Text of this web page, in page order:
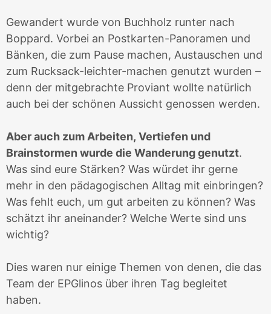
Gewandert wurde von Buchholz runter nach
Boppard. Vorbei an Postkarten-Panoramen und
Bänken, die zum Pause machen, Austauschen und
zum Rucksack-leichter-machen genutzt wurden –
denn der mitgebrachte Proviant wollte natürlich
auch bei der schönen Aussicht genossen werden.
Aber auch zum Arbeiten, Vertiefen und
Brainstormen wurde die Wanderung genutzt.
Was sind eure Stärken? Was würdet ihr gerne
mehr in den pädagogischen Alltag mit einbringen?
Was fehlt euch, um gut arbeiten zu können? Was
schätzt ihr aneinander? Welche Werte sind uns
wichtig?
Dies waren nur einige Themen von denen, die das
Team der EPGlinos über ihren Tag begleitet
haben.